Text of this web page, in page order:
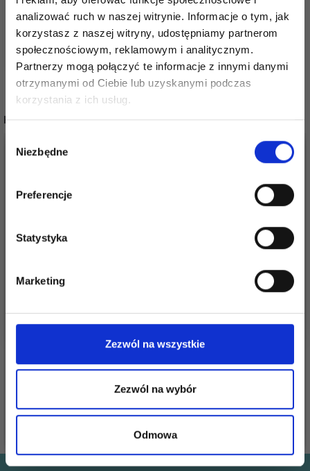
analizować ruch w naszej witrynie. Informacje o tym, jak
korzystasz z naszej witryny, udostępniamy partnerom
społecznościowym, reklamowym i analitycznym.
Partnerzy mogą połączyć te informacje z innymi danymi
otrzymanymi od Ciebie lub uzyskanymi podczas
korzystania z ich usług.
zgody
Niezbędne
Preferencje
Statystyka
Marketing
Zezwól na wszystkie
Zezwól na wybór
Odmowa
Zobacz wszystkie
opcje
INNI RÓWNIEŻ KUPILI
LINDEHOBBY COTTON
11,40 zł
LINDEHOBBY FUZZY
CHENILLE
27,95 zł
Oszczędź nawet do 50%
miłośników włóczek i uzyskaj wyłączny
dostęp do inspirujących wzorów na druty i